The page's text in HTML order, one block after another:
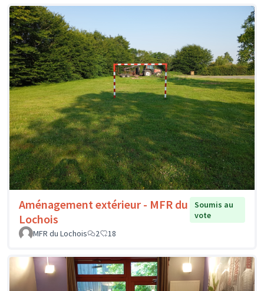
Aménagement extérieur - MFR du
Lochois
Soumis au
vote
MFR du Lochois
2 18